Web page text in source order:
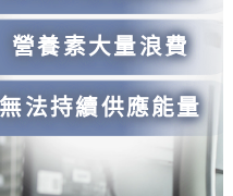
營養素大量浪費
無法持續供應能量